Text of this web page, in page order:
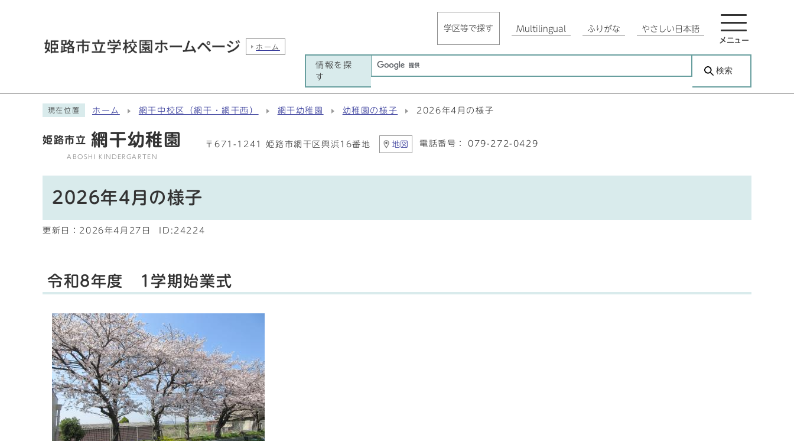
ホーム
学区等で探す Multilingual ふりがな やさしい日本語
メニュー
情報を探
す
検索
現在位置 ホーム 網干中校区（網干・網干西） 網干幼稚園 幼稚園の様子 2026年4月の様子
姫路市立 網干幼稚園
ABOSHI KINDERGARTEN
〒671-1241 姫路市網干区興浜16番地 地図 電話番号： 079-272-0429
2026年4月の様子
更新日： 2026年4月27日 ID:24224
令和8年度 1学期始業式